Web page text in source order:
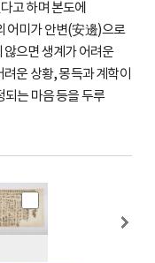
고 하며 본도에
어미가 안변(安邊)으로
으면 생계가 어려운
운 상황, 몽득과 계학이
되는 마음 등을 두루